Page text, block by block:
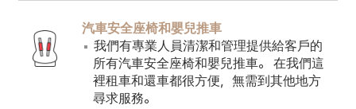
汽車安全座椅和嬰兒推車
我們有專業人員清潔和管理提供給客戶的
所有汽車安全座椅和嬰兒推車。 在我們這
裡租車和還車都很方便，無需到其他地方
尋求服務。